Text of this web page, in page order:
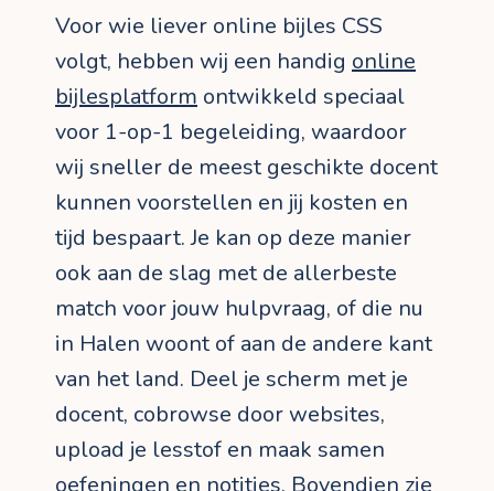
Voor wie liever online bijles CSS
volgt, hebben wij een handig online
bijlesplatform ontwikkeld speciaal
voor 1-op-1 begeleiding, waardoor
wij sneller de meest geschikte docent
kunnen voorstellen en jij kosten en
tijd bespaart. Je kan op deze manier
ook aan de slag met de allerbeste
match voor jouw hulpvraag, of die nu
in Halen woont of aan de andere kant
van het land. Deel je scherm met je
docent, cobrowse door websites,
upload je lesstof en maak samen